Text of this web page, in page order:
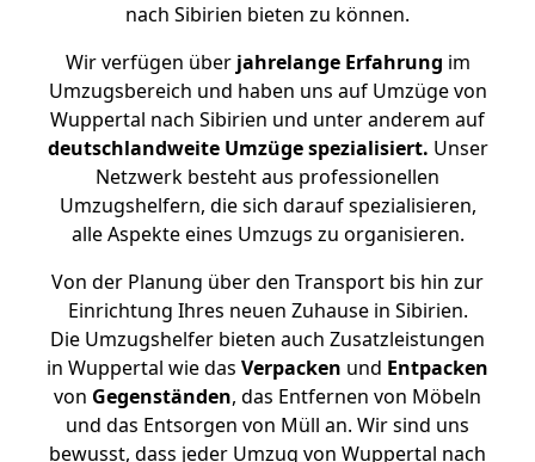
nach Sibirien bieten zu können.
Wir verfügen überjahrelange Erfahrung im
Umzugsbereich und haben uns auf Umzüge von
Wuppertal nach Sibirien und unter anderem auf
deutschlandweite Umzüge spezialisiert. Unser
Netzwerk besteht aus professionellen
Umzugshelfern, die sich darauf spezialisieren,
alle Aspekte eines Umzugs zu organisieren.
Von der Planung über den Transport bis hin zur
Einrichtung Ihres neuen Zuhause in Sibirien.
Die Umzugshelfer bieten auch Zusatzleistungen
in Wuppertal wie das Verpacken und Entpacken
von Gegenständen, das Entfernen von Möbeln
und das Entsorgen von Müll an. Wir sind uns
bewusst, dass jeder Umzug von Wuppertal nach